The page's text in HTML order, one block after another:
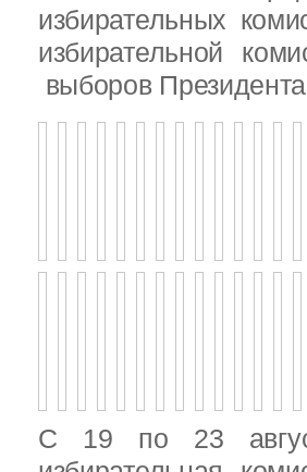
избирательных
избирательной
выборов
С 19 по 23